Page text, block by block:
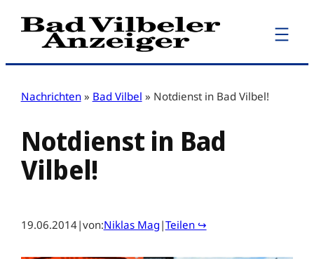
Zum
Inhalt
Nachrichten » Bad Vilbel » Notdienst in Bad Vilbel!
Notdienst in Bad
Vilbel!
19.06.2014|von:Niklas Mag |Teilen ↪